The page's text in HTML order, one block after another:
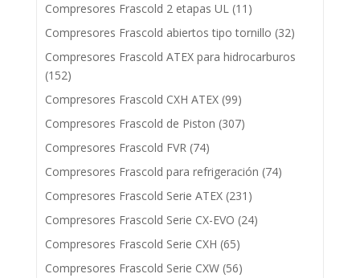
Compresores Frascold 2 etapas UL (11)
Compresores Frascold abiertos tipo tornillo (32)
Compresores Frascold ATEX para hidrocarburos
(152)
Compresores Frascold CXH ATEX (99)
Compresores Frascold de Piston (307)
Compresores Frascold FVR (74)
Compresores Frascold para refrigeración (74)
Compresores Frascold Serie ATEX (231)
Compresores Frascold Serie CX-EVO (24)
Compresores Frascold Serie CXH (65)
Compresores Frascold Serie CXW (56)